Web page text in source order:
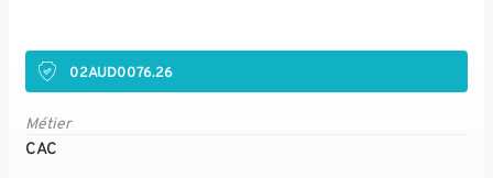
02AUD0076.26
Métier
CAC